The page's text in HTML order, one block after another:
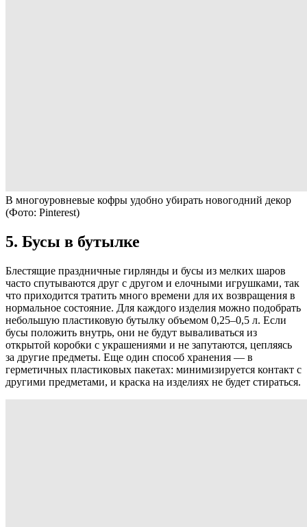
В многоуровневые кофры удобно убирать новогодний декор
(Фото: Pinterest)
5. Бусы в бутылке
Блестящие праздничные гирлянды и бусы из мелких шаров
часто спутываются друг с другом и елочными игрушками, так
что приходится тратить много времени для их возвращения в
нормальное состояние. Для каждого изделия можно подобрать
небольшую пластиковую бутылку объемом 0,25–0,5 л. Если
бусы положить внутрь, они не будут вываливаться из
открытой коробки с украшениями и не запутаются, цепляясь
за другие предметы. Еще один способ хранения — в
герметичных пластиковых пакетах: минимизируется контакт с
другими предметами, и краска на изделиях не будет стираться.